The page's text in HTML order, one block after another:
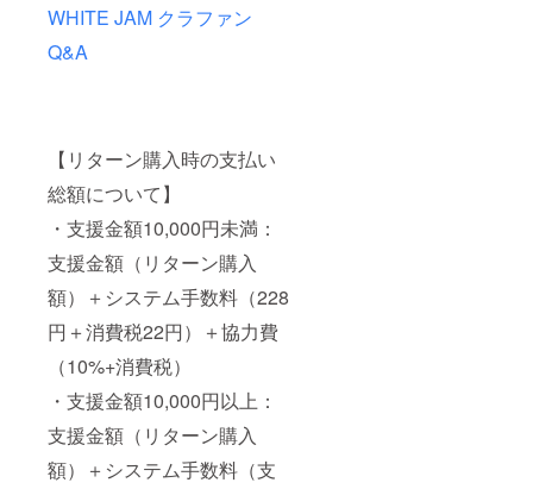
WHITE JAM クラファン
Q&A
【リターン購入時の支払い
総額について】
・支援金額10,000円未満：
支援金額（リターン購入
額）＋システム手数料（228
円＋消費税22円）＋協力費
（10%+消費税）
・支援金額10,000円以上：
支援金額（リターン購入
額）＋システム手数料（支